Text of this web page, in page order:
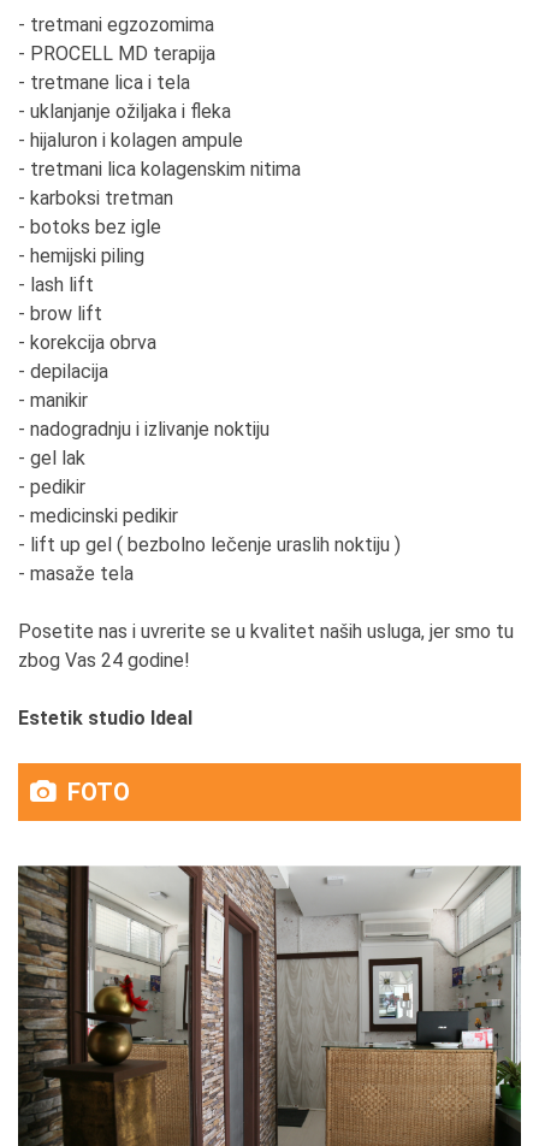
5. Koliko je Vaša okolina imala razumevanja i ko
Vam je najveća podrška?
Nisam imala razumevanja. Sama sebi sam bila
najveća podrška. U startu je baš bilo teško, izdaci su
bili veliki, a zarada mala. Posle godinu dana rada svi
su mi rekli da se preorjentišem na nešto drugo, ali
sam ja bila uporna i evo sad radimo 24 godine.
6. Čega ste morali da se odreknete?
Nažalost privatnog života, porodice.
7. Šta je to što Vas je vuklo napred i kako ste se
motivisali i kada dođu loša vremena?
Sve će proći.
8. Zbog čega je bolje da žena bude preduzetnica
nego da bude zaposlena u nekoj firmi?
Prednosti ne vidim, jer je to najveće odricanje. Lična
satisfakcija jedino.
mlađu Vas da možete?
Da budu uporne i istrajne.
10. Na skali od 1-10 koliko je izazovno biti žena
delatnosti”)
8
I dalje da radim, kao edukator.
- tretmani egzozomima
- PROCELL MD terapija
- tretmane lica i tela
- uklanjanje ožiljaka i fleka
- hijaluron i kolagen ampule
- tretmani lica kolagenskim nitima
- karboksi tretman
- botoks bez igle
- hemijski piling
- lash lift
- brow lift
- korekcija obrva
- depilacija
- manikir
- nadogradnju i izlivanje noktiju
- gel lak
- pedikir
- medicinski pedikir
- lift up gel ( bezbolno lečenje uraslih noktiju )
- masaže tela
Posetite nas i uvrerite se u kvalitet naših usluga, jer smo tu
zbog Vas 24 godine!
Estetik studio Ideal
FOTO